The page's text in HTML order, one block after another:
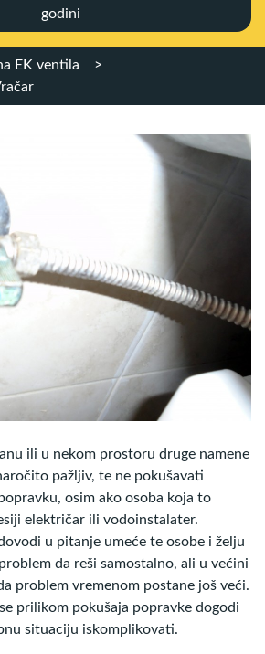
godini
EK ventila
>
ili u nekom prostoru druge namene
pažljiv, te ne pokušavati
osim ako osoba koja to
električar ili vodoinstalater.
u pitanje umeće te osobe i želju
da reši samostalno, ali u većini
problem vremenom postane još veći.
prilikom pokušaja popravke dogodi
situaciju iskomplikovati.